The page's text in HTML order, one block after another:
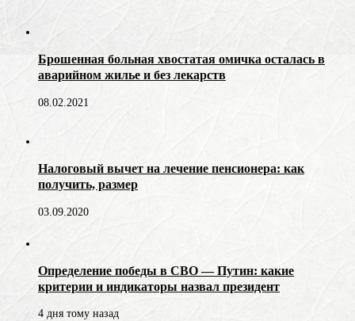
Брошенная больная хвостатая омичка осталась в
аварийном жилье и без лекарств
08.02.2021
Налоговый вычет на лечение пенсионера: как
получить, размер
03.09.2020
Определение победы в СВО — Путин: какие
критерии и индикаторы назвал президент
4 дня тому назад